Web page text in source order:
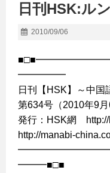
日刊HSK:ル
2010/09/06
━━━━━
日刊【HSK】～中国
第634号（2010年9
発行：HSK網 http://
http://manabi-
━━━■□■